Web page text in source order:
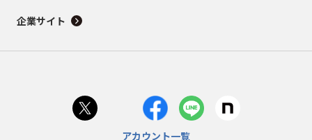
企業サイト
アカウント一覧